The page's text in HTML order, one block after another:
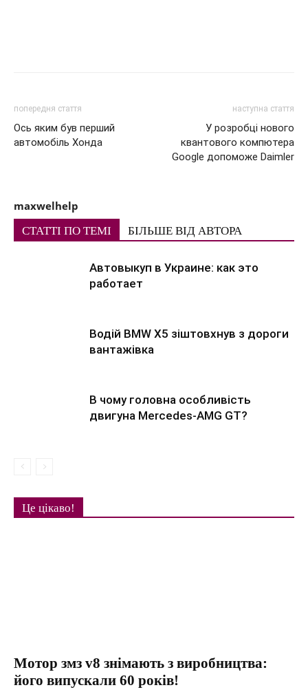
попередня стаття
Ось яким був перший
автомобіль Хонда
наступна стаття
У розробці нового
квантового компютера
Google допоможе Daimler
maxwelhelp
СТАТТІ ПО ТЕМІ БІЛЬШЕ ВІД АВТОРА
Автовыкуп в Украине: как это
работает
Водій BMW X5 зіштовхнув з дороги
вантажівка
В чому головна особливість
двигуна Mercedes-AMG GT?
Це цікаво!
Мотор змз v8 знімають з виробництва:
його випускали 60 років!